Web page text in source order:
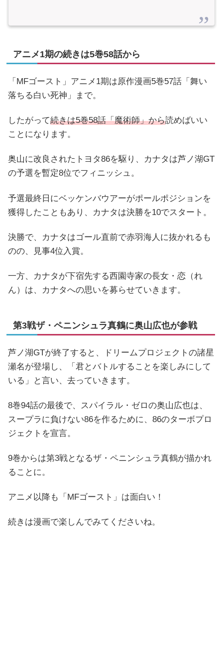
アニメ1期の続きは5巻58話から
「MFゴースト」アニメ1期は原作漫画5巻57話「舞い
落ちる白い死神」まで。
したがって続きは5巻58話「魔術師」から読めばいい
ことになります。
奥山に改良されたトヨタ86を駆り、カナタは芦ノ湖GT
の予選を暫定8位でフィニッシュ。
予選最終日にベッケンバウアーがポールポジションを
獲得したこともあり、カナタは決勝を10でスタート。
決勝で、カナタはゴール直前で赤羽海人に抜かれるも
のの、見事4位入賞。
一方、カナタが下宿先する西園寺家の長女・恋（れ
ん）は、カナタへの思いを募らせていきます。
第3戦ザ・ペニンシュラ真鶴に奥山広也が参戦
芦ノ湖GTが終了すると、ドリームプロジェクトの諸星
瀬名が登場し、「君とバトルすることを楽しみにして
いる」と言い、去っていきます。
8巻94話の最後で、スパイラル・ゼロの奥山広也は、
スープラに負けない86を作るために、86のターボプロ
ジェクトを宣言。
9巻からは第3戦となるザ・ペニンシュラ真鶴が描かれ
ることに。
アニメ以降も「MFゴースト」は面白い！
続きは漫画で楽しんでみてくださいね。